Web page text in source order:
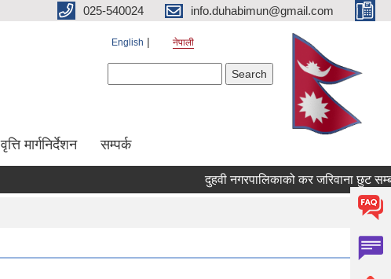
025-540024 info.duhabimun@gmail.com
English नेपाली
वृत्ति मार्गनिर्देशन सम्पर्क
दुहवी नगरपालिकाको कर जरिवाना छुट